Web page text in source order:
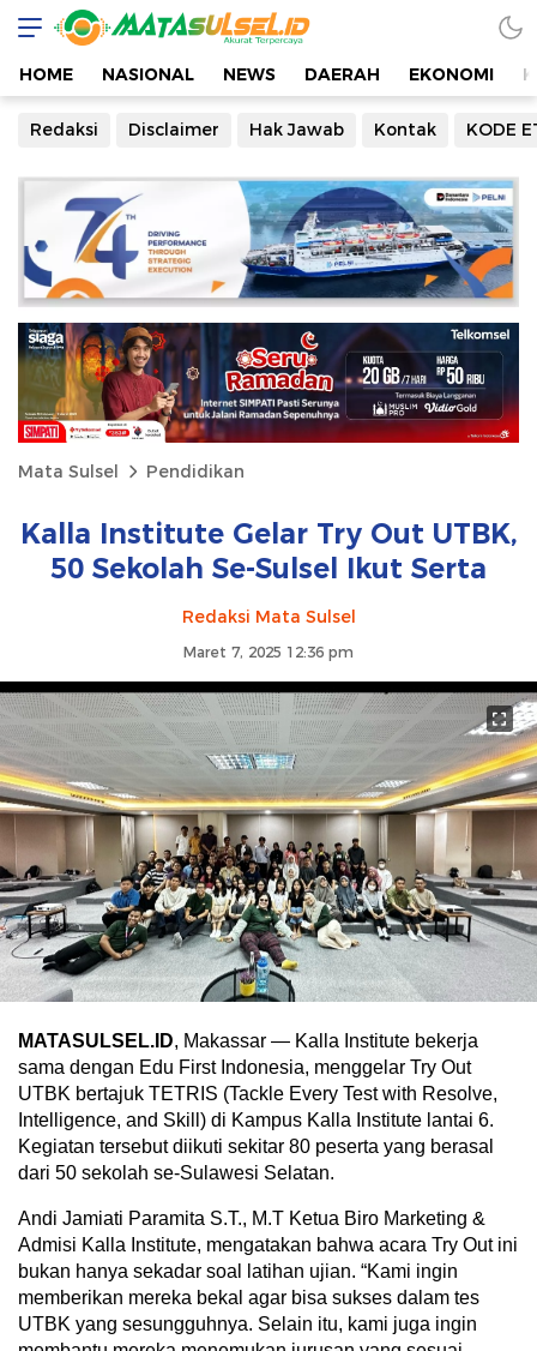
HOME NASIONAL NEWS DAERAH EKONOMI
Redaksi Disclaimer Hak Jawab Kontak KODE
Mata Sulsel Pendidikan
Kalla Institute Gelar Try Out UTBK,
50 Sekolah Se-Sulsel Ikut Serta
Redaksi Mata Sulsel
Maret 7, 2025 12:36 pm
MATASULSEL.ID, Makassar — Kalla Institute bekerja
sama dengan Edu First Indonesia, menggelar Try Out
UTBK bertajuk TETRIS (Tackle Every Test with Resolve,
Intelligence, and Skill) di Kampus Kalla Institute lantai 6.
Kegiatan tersebut diikuti sekitar 80 peserta yang berasal
dari 50 sekolah se-Sulawesi Selatan.
Andi Jamiati Paramita S.T., M.T Ketua Biro Marketing &
Admisi Kalla Institute, mengatakan bahwa acara Try Out ini
bukan hanya sekadar soal latihan ujian. “Kami ingin
memberikan mereka bekal agar bisa sukses dalam tes
UTBK yang sesungguhnya. Selain itu, kami juga ingin